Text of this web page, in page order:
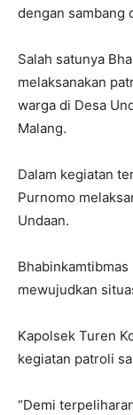
dengan sambang
Salah satunya
melaksanakan
warga di Desa
Malang.
Dalam kegiatan
Purnomo
Undaan.
mewujudkan
Kapolsek Turen
kegiatan patroli
“Demi